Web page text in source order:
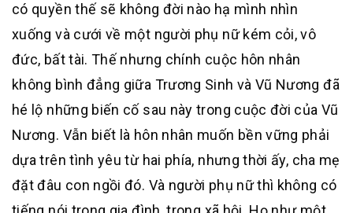
có quyền thế sẽ không đời nào hạ mình nhìn
xuống và cưới về một người phụ nữ kém cỏi, vô
đức, bất tài. Thế nhưng chính cuộc hôn nhân
không bình đẳng giữa Trương Sinh và Vũ Nương đã
hé lộ những biến cố sau này trong cuộc đời của Vũ
Nương. Vẫn biết là hôn nhân muốn bền vững phải
dựa trên tình yêu từ hai phía, nhưng thời ấy, cha mẹ
đặt đâu con ngồi đó. Và người phụ nữ thì không có